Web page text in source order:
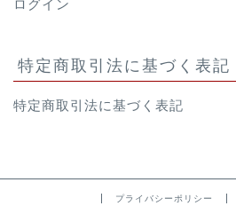
ログイン
特定商取引法に基づく表記
特定商取引法に基づく表記
プライバシーポリシー